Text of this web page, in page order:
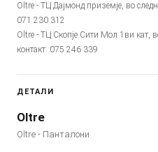
Oltre - ТЦ Дајмонд приземје, во
071 230 312
Oltre - ТЦ Скопје Сити Мол 1ви кат,
контакт: 075 246 339
ДЕТАЛИ
Oltre
Oltre - Панталони